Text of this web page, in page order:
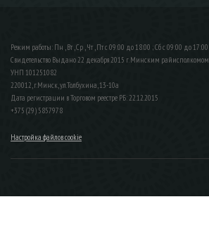
Режим работы: Пн , Вт , Ср , Чт , Пт c 09:00 до 18:00 ; Сб c 09:00 до 17:00
Свидетельство Выдано 22 декабря 2015 г. Минским райисполкомом
УНП 101251082
220012, г.Минск, ул.Толбухина, 13-10а
Дата регистрации в Торговом реестре РБ: 22.12.2015
+375 (29) 5857978
Настройка файлов cookie